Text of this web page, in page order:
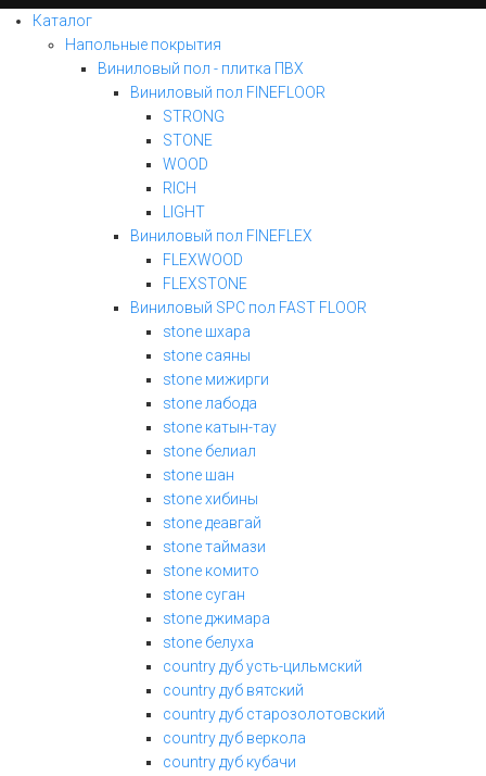
Каталог
Напольные покрытия
Виниловый пол - плитка ПВХ
Виниловый пол FINEFLOOR
STRONG
STONE
WOOD
RICH
LIGHT
Виниловый пол FINEFLEX
FLEXWOOD
FLEXSTONE
Виниловый SPC пол FAST FLOOR
stone шхара
stone саяны
stone мижирги
stone лабода
stone катын-тау
stone белиал
stone шан
stone хибины
stone деавгай
stone таймази
stone комито
stone суган
stone джимара
stone белуха
country дуб усть-цильмский
country дуб вятский
country дуб старозолотовский
country дуб веркола
country дуб кубачи